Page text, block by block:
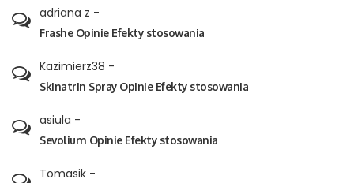
adriana z -
Frashe Opinie Efekty stosowania
Kazimierz38 -
Skinatrin Spray Opinie Efekty stosowania
asiula -
Sevolium Opinie Efekty stosowania
Tomasik -